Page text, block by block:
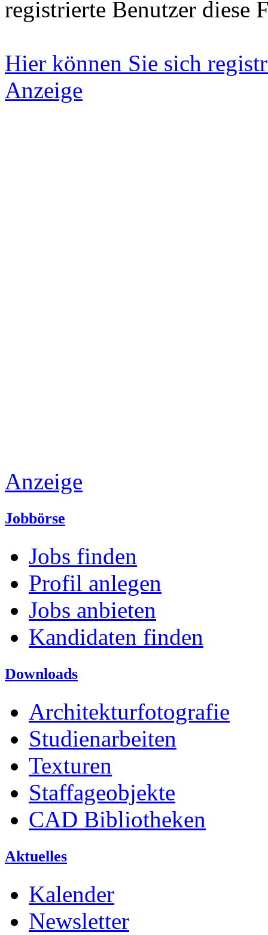
registrierte Benutzer diese
Hier können Sie sich
Anzeige
Anzeige
Jobbörse
Jobs finden
Profil anlegen
Jobs anbieten
Kandidaten finden
Downloads
Architekturfotografie
Studienarbeiten
Texturen
Staffageobjekte
CAD Bibliotheken
Aktuelles
Kalender
Newsletter